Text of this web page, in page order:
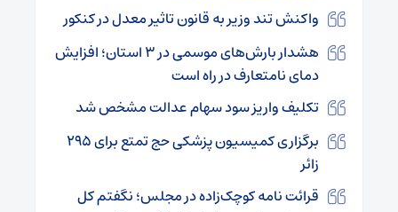
واکنش تند وزیر به قانون تاثیر معدل در کنکور
هشدار بارش‌های موسمی در ۳ استان؛ افزایش
دمای نامتعارف در راه است
تکلیف واریز سود سهام عدالت مشخص شد
برگزاری کمیسیون پزشکی حج تمتع برای ۲۹۵
زائر
قرائت نامه کوچک‌زاده در مجلس؛ نگفتم کل